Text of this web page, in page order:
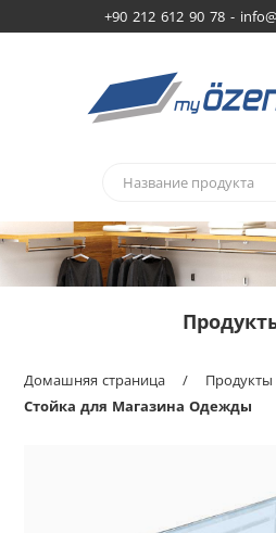
+90 212 612 90 78 -
Домашняя страница / Продукты
Стойка для Магазина Одежды